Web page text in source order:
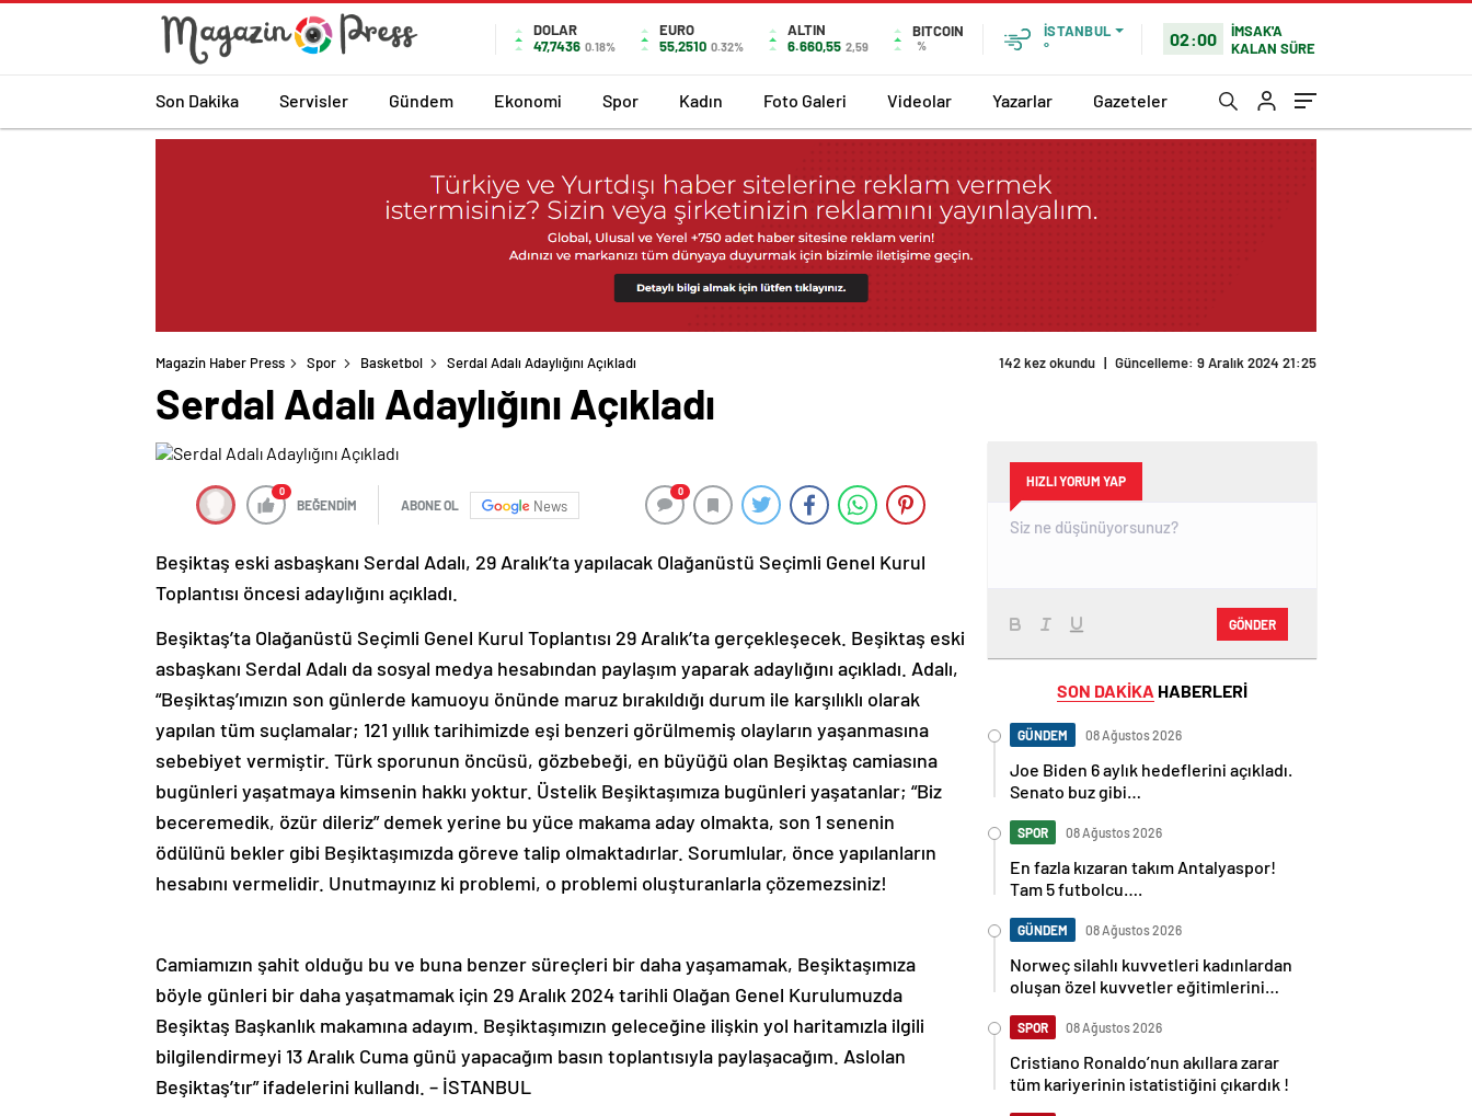
DOLAR
47,7436 0.18%
EURO
55,2510 0.32%
ALTIN
6.660,55 2,59
BITCOIN
%
İSTANBUL
°
02:00
İMSAK'A
KALAN SÜRE
Son Dakika Servisler Gündem Ekonomi Spor Kadın Foto Galeri Videolar Yazarlar Gazeteler
Magazin Haber Press Spor Basketbol Serdal Adalı Adaylığını Açıkladı 142 kez okundu | Güncelleme: 9 Aralık 2024 21:25
Serdal Adalı Adaylığını Açıkladı
0
BEĞENDİM ABONE OL News
0
Beşiktaş eski asbaşkanı Serdal Adalı, 29 Aralık’ta yapılacak Olağanüstü Seçimli Genel Kurul
Toplantısı öncesi adaylığını açıkladı.
Beşiktaş’ta Olağanüstü Seçimli Genel Kurul Toplantısı 29 Aralık’ta gerçekleşecek. Beşiktaş eski
asbaşkanı Serdal Adalı da sosyal medya hesabından paylaşım yaparak adaylığını açıkladı. Adalı,
“Beşiktaş’ımızın son günlerde kamuoyu önünde maruz bırakıldığı durum ile karşılıklı olarak
yapılan tüm suçlamalar; 121 yıllık tarihimizde eşi benzeri görülmemiş olayların yaşanmasına
sebebiyet vermiştir. Türk sporunun öncüsü, gözbebeği, en büyüğü olan Beşiktaş camiasına
bugünleri yaşatmaya kimsenin hakkı yoktur. Üstelik Beşiktaşımıza bugünleri yaşatanlar; “Biz
beceremedik, özür dileriz” demek yerine bu yüce makama aday olmakta, son 1 senenin
ödülünü bekler gibi Beşiktaşımızda göreve talip olmaktadırlar. Sorumlular, önce yapılanların
hesabını vermelidir. Unutmayınız ki problemi, o problemi oluşturanlarla çözemezsiniz!
Camiamızın şahit olduğu bu ve buna benzer süreçleri bir daha yaşamamak, Beşiktaşımıza
böyle günleri bir daha yaşatmamak için 29 Aralık 2024 tarihli Olağan Genel Kurulumuzda
Beşiktaş Başkanlık makamına adayım. Beşiktaşımızın geleceğine ilişkin yol haritamızla ilgili
bilgilendirmeyi 13 Aralık Cuma günü yapacağım basın toplantısıyla paylaşacağım. Aslolan
Beşiktaş’tır” ifadelerini kullandı. – İSTANBUL
HIZLI YORUM YAP
GÖNDER
SON DAKİKA HABERLERİ
GÜNDEM 08 Ağustos 2026
Joe Biden 6 aylık hedeflerini açıkladı.
Senato buz gibi…
SPOR 08 Ağustos 2026
En fazla kızaran takım Antalyaspor!
Tam 5 futbolcu….
GÜNDEM 08 Ağustos 2026
Norweç silahlı kuvvetleri kadınlardan
oluşan özel kuvvetler eğitimlerini
SPOR 08 Ağustos 2026
Cristiano Ronaldo’nun akıllara zarar
tüm kariyerinin istatistiğini çıkardık !